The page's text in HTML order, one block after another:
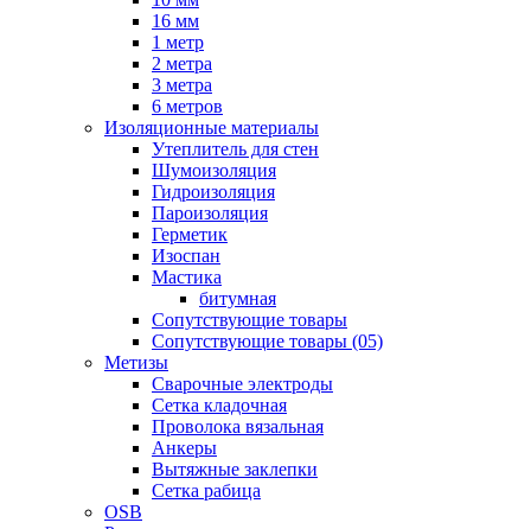
16 мм
1 метр
2 метра
3 метра
6 метров
Изоляционные материалы
Утеплитель для стен
Шумоизоляция
Гидроизоляция
Пароизоляция
Герметик
Изоспан
Мастика
битумная
Сопутствующие товары
Сопутствующие товары (05)
Метизы
Сварочные электроды
Сетка кладочная
Проволока вязальная
Анкеры
Вытяжные заклепки
Сетка рабица
OSB